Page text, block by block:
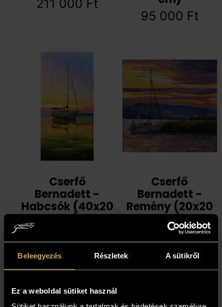
Beleegyezés Részletek A sütikről
Ez a weboldal sütiket használ
211 000 Ft
95 000 Ft
Cserfő
Bernadett -
Habcsók (40x20
cm)
Cserfő
Bernadett -
Remény (20x20
cm)
87 000Ft